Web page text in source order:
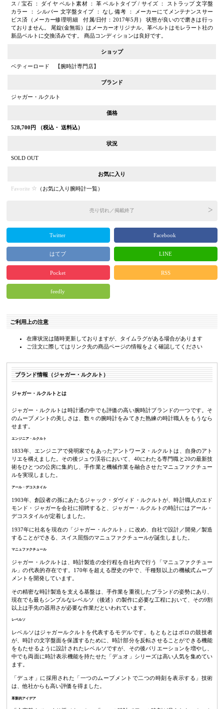
ス / 宝石 ： ダイヤ ベルト素材 ： 革 ベルトタイプ / サイズ ： ストラップ 文字盤
カラー ： シルバー 文字盤タイプ ： なし 備考 ： メーカーにてメンテナンスサー
ビス済（メーカー修理明細 付属/日付：2017年5月） 状態が良いので磨きは行っ
ておりません。 尾錠(金無垢）はメーカーオリジナル、革ベルトはモレラート社の
新品ベルトに交換済みです。 商品コンディションは良好です。
ショップ
ベティーロード 【腕時計専門店】
ブランド
ジャガー・ルクルト
価格
528,700 円 （税込・ 送料込）
状況
SOLD OUT
お気に入り
Favorite （お気に入り腕時計一覧）
売り切れ／掲載終了
Twitter Facebook
はてブ LINE
Pocket RSS
feedly
ご利用上の注意
在庫状況は随時更新しておりますが、タイムラグがある場合があります
ご注文に際してはリンク先の商品ページの情報をよく確認してください
ブランド情報（ジャガー・ルクルト）
ジャガー・ルクルトとは
ジャガー・ルクルトは時計通の中でも評価の高い腕時計ブランドの一つです。そ
のムーブメントの美しさは、数々の腕時計をみてきた熟練の時計職人をもうなら
せます。
エンジニア・ルクルト
1833年、エンジニアで発明家でもあったアントワーヌ・ルクルトは、自身のアト
リエを構えました。その後ジュウ渓谷において、40にわたる専門職と20の最新技
術をひとつの公房に集約し、手作業と機械作業を融合させたマニュファクチュー
ルを実現しました。
アール・デコスタイル
1903年、創設者の孫にあたるジャック・ダヴィド・ルクルトが、時計職人のエド
モンド・ジャガーを会社に招聘すると、ジャガー・ルクルトの時計にはアール・
デコスタイルが定着しました。
1937年に社名を現在の「ジャガー・ルクルト」に改め、自社で設計／開発／製造
することができる、スイス屈指のマニュファクチュールが誕生しました。
マニュファクチュール
ジャガー・ルクルトは、時計製造の全行程を自社内で行う「マニュファクチュー
ル」の代表的存在です。170年を超える歴史の中で、千種類以上の機械式ムーブ
メントを開発しています。
その精密な時計製造を支える基盤は、手作業を重視したブランドの姿勢にあり、
現在でも最もシンプルなレベルソ（後述）の製作に必要な工程において、その9割
以上は手先の器用さが必要な作業だといわれています。
レベルソ
レベルソはジャガールクルトを代表するモデルです。もともとはポロの競技者
が、時計の文字盤面を保護するために、時計部分を反転させることができる機能
をもたせるように設計されたレベルソですが、その後バリエーションを増やし、
中でも両面に時計表示機能を持たせた「デュオ」シリーズは高い人気を集めてい
ます。
「デュオ」に採用された「一つのムーブメントで二つの時刻を表示する」技術
は、他社からも高い評価を得ました。
革新的アイデア